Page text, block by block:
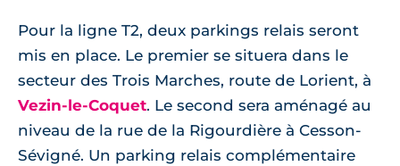
Pour la ligne T2, deux parkings relais seront
mis en place. Le premier se situera dans le
secteur des Trois Marches, route de Lorient, à
Vezin-le-Coquet. Le second sera aménagé au
niveau de la rue de la Rigourdière à Cesson-
Sévigné. Un parking relais complémentaire